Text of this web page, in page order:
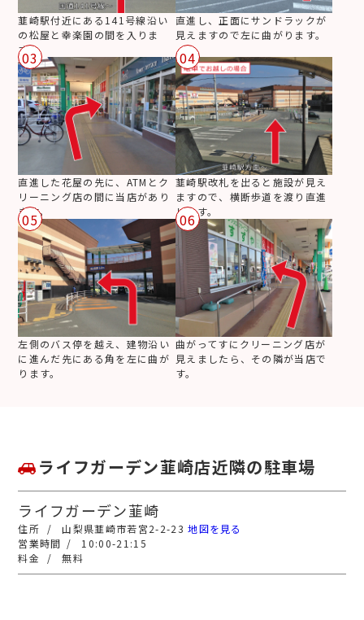
韮崎駅付近にある141号線沿い
の松屋と幸楽園の間を入りま
す。
直進し、正面にサンドラックが
見えますので左に曲がります。
03
直進した花屋の先に、ATMとク
リーニング店の間に当店があり
ます。
04
韮崎駅改札を出ると施設が見え
ますので、横断歩道を渡り直進
します。
05
左側のバス停を越え、建物沿い
に進んだ先にある角を左に曲が
ります。
06
曲がってすにクリーニング店が
見えましたら、その隣が当店で
す。
ライフガーデン韮崎店近隣の駐車場
ライフガーデン韮崎
山梨県韮崎市若宮2-2-23地図を見る
10:00-21:15
無料